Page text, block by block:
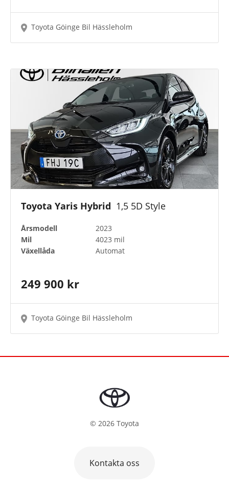
Toyota Göinge Bil Hässleholm
Toyota Yaris Hybrid 1,5 5D Style
Årsmodell
2023
Mil
4023 mil
Växellåda
Automat
249 900 kr
Toyota Göinge Bil Hässleholm
© 2026 Toyota
Kontakta oss